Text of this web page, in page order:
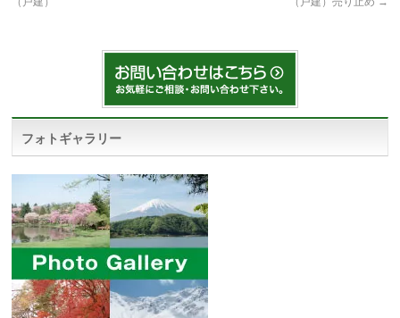
フォトギャラリー